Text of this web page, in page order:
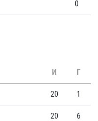
0
И Г
20 1
20 6